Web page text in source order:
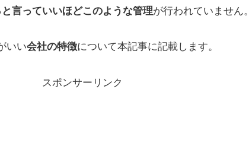
言っていいほどこのような管理が行われていません。
いい会社の特徴について本記事に記載します。
スポンサーリンク